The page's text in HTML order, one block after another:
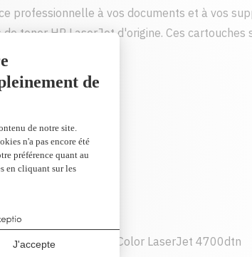
professionnelle à vos documents et à vos
toner HP LaserJet d'origine. Ces cartouches
AU PANIER
HP Color LaserJet 4700dtn